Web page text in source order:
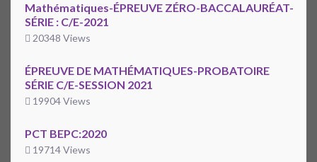
Mathématiques-ÉPREUVE ZÉRO-BACCALAURÉAT-
SÉRIE : C/E-2021
20348 Views
ÉPREUVE DE MATHÉMATIQUES-PROBATOIRE
SÉRIE C/E-SESSION 2021
19904 Views
PCT BEPC:2020
19714 Views